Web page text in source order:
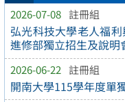
2026-07-08 註冊組
弘光科技大學老人福
進修部獨立招生及說明
2026-06-22 註冊組
開南大學115學年度單